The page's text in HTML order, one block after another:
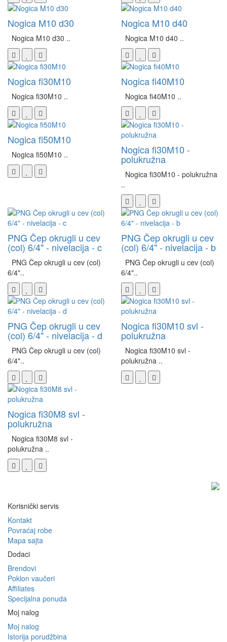
Nogica M10 d30
Nogica M10 d30 ..
Nogica M10 d40
Nogica M10 d40 ..
Nogica fi30M10
Nogica fi30M10 ..
Nogica fi40M10
Nogica fi40M10 ..
Nogica fi50M10
Nogica fi50M10 .. Nogica fi30M10 -
polukružna
Nogica fi30M10 - polukružna
..
PNG Čep okrugli u cev
(col) 6/4" - nivelacija - c
PNG Čep okrugli u cev (col)
6/4"..
PNG Čep okrugli u cev
(col) 6/4" - nivelacija - b
PNG Čep okrugli u cev (col)
6/4"..
PNG Čep okrugli u cev
(col) 6/4" - nivelacija - d
PNG Čep okrugli u cev (col)
6/4"..
Nogica fi30M10 svl -
polukružna
Nogica fi30M10 svl -
polukružna ..
Nogica fi30M8 svl -
polukružna
Nogica fi30M8 svl -
polukružna ..
Korisnički servis
Kontakt
Povraćaj robe
Mapa sajta
Dodaci
Brendovi
Poklon vaučeri
Affiliates
Specijalna ponuda
Moj nalog
Moj nalog
Istorija porudžbina